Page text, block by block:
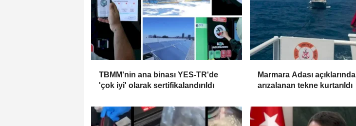
TBMM'nin ana binası YES-TR'de
'çok iyi' olarak sertifikalandırıldı
Marmara Adası açıklarında
arızalanan tekne kurtarıldı